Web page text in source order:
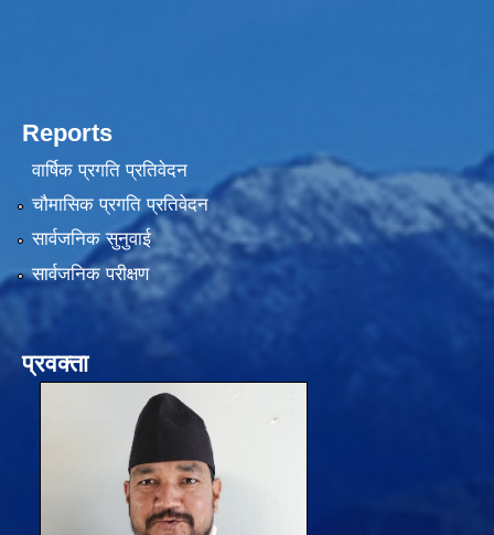
Reports
वार्षिक प्रगति प्रतिवेदन
चौमासिक प्रगति प्रतिवेदन
सार्वजनिक सुनुवाई
सार्वजनिक परीक्षण
प्रवक्ता